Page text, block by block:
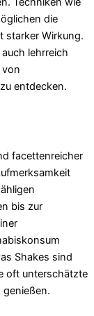
die
starker Wirkung.
lehrreich
von
entdecken.
facettenreicher
bis zur
Shakes sind
oft unterschätzte